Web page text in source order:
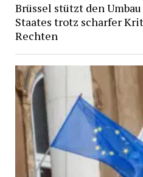
Brüssel stützt den
Staates trotz scharfer
Rechten